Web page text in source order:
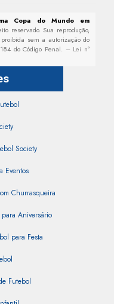
Copa do Mundo em
reservado. Sua reprodução,
sem a autorização do
do Código Penal. – Lei n°
Society
Eventos
Churrasqueira
Aniversário
para Festa
Futebol